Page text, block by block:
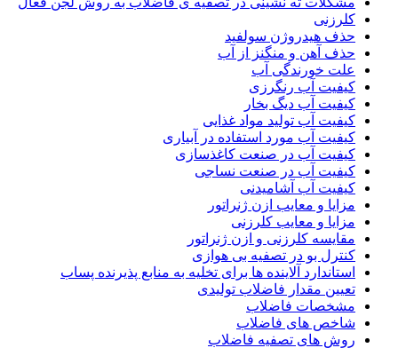
کلرزنی
حذف هیدروژن سولفید
حذف آهن و منگنز از آب
علت خورندگی آب
کیفیت آب رنگرزی
کیفیت آب دیگ بخار
کیفیت آب تولید مواد غذایی
کیفیت آب مورد استفاده در آبیاری
کیفیت آب در صنعت کاغذسازی
کیفیت آب در صنعت نساجی
کیفیت آب آشامیدنی
مزایا و معایب ازن ژنراتور
مزایا و معایب کلرزنی
مقایسه کلرزنی و ازن ژنراتور
کنترل بو در تصفیه بی هوازی
استاندارد آلاینده ها برای تخلیه به منابع پذیرنده پساب
تعیین مقدار فاضلاب تولیدی
مشخصات فاضلاب
شاخص های فاضلاب
روش های تصفیه فاضلاب